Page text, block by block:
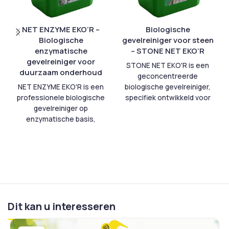
NET ENZYME EKO’R –
Biologische
enzymatische
gevelreiniger voor
duurzaam onderhoud
NET ENZYME EKO'R is een
professionele biologische
gevelreiniger op
enzymatische basis,
actieve enzymen en
bacteriestammen die
stedelijke aanslag op
Biologische
gevelreiniger voor steen
– STONE NET EKO’R
STONE NET EKO'R is een
geconcentreerde
biologische gevelreiniger,
specifiek ontwikkeld voor
beton, pleisterwerk en
Dit kan u interesseren